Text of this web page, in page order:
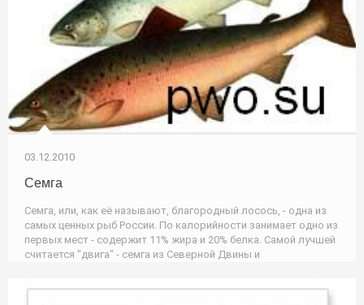
03.12.2010
Семга
Семга, или, как её называют, благородный лосось, - одна из
самых ценных рыб России. По калорийности занимает одно из
первых мест - содержит 11% жира и 20% белка. Самой лучшей
считается "двига" - семга из Северной Двины и